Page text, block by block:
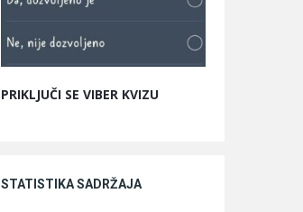
PRIKLJUČI SE VIBER KVIZU
STATISTIKA SADRŽAJA